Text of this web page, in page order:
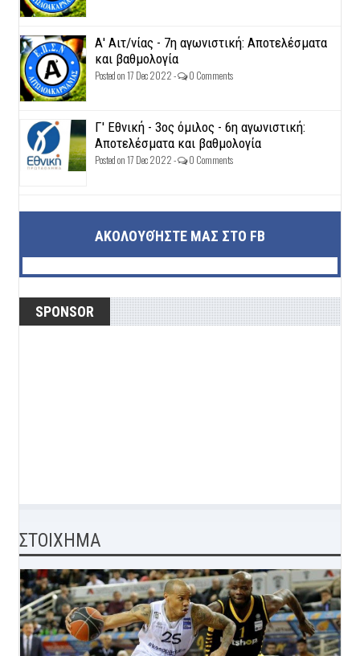
Α' Αιτ/νίας - 7η αγωνιστική: Αποτελέσματα
και βαθμολογία
Posted on 17 Dec 2022 - 0 Comments
Γ' Εθνική - 3ος όμιλος - 6η αγωνιστική:
Αποτελέσματα και βαθμολογία
Posted on 17 Dec 2022 - 0 Comments
ΑΚΟΛΟΥΘΉΣΤΕ ΜΑΣ ΣΤΟ FB
SPONSOR
ΣΤΟΙΧΗΜΑ